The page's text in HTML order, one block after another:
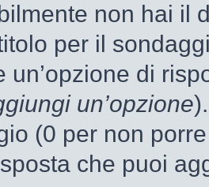
non hai il
per il
un’opzione di
un’opzione
(0 per non
che puoi